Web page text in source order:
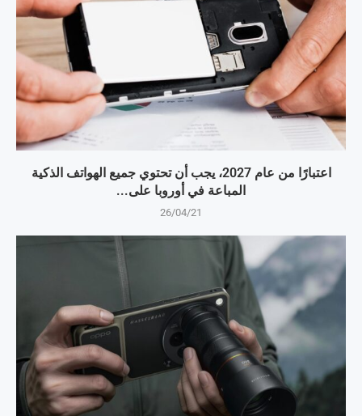
اعتبارًا من عام 2027، يجب أن تحتوي جميع الهواتف الذكية
المباعة في أوروبا على...
26/04/21